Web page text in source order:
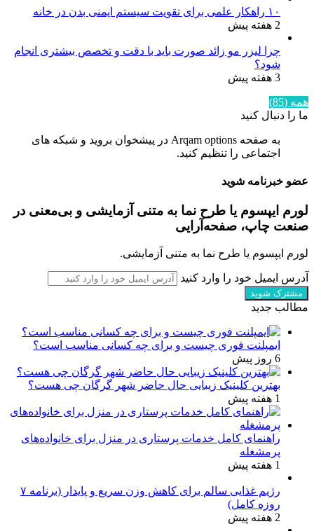
۱۰ راهکار علمی برای تقویت سیستم ایمنی بدن در خانه
2 هفته پیش
چرا لیزر مو زائد صورت باید با دقت و تخصص بیشتری انجام
شود؟
3 هفته پیش
همه (85)
ما را دنبال کنید
به صفحه Arqam options در پیشخوان بروید و شبکه های
اجتماعی را تنظیم کنید.
عضو خبرنامه شوید
لورم ایپسوم یا طرح‌ نما به متنی آزمایشی و بی‌معنی در
صنعت چاپ، صفحه‌آرایی
لورم ایپسوم یا طرح‌ نما به متنی آزمایشی.
آدرس ایمیل خود را وارد کنید
مطالب جدید
ایمپلنت فوری چیست و برای چه کسانی مناسب است؟
6 روز پیش
بهترین کلینیک زیبایی حال حاضر شهر گرگان چی هست؟
1 هفته پیش
راهنمای کامل خدمات پرستاری در منزل برای خانواده‌های
پرمشغله
1 هفته پیش
رژیم غذایی سالم برای کاهش وزن سریع و پایدار (برنامه ۷
روزه کامل)
2 هفته پیش